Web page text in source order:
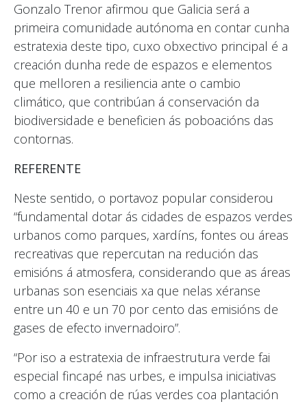
Gonzalo Trenor afirmou que Galicia será a
primeira comunidade autónoma en contar cunha
estratexia deste tipo, cuxo obxectivo principal é a
creación dunha rede de espazos e elementos
que melloren a resiliencia ante o cambio
climático, que contribúan á conservación da
biodiversidade e beneficien ás poboacións das
contornas.
REFERENTE
Neste sentido, o portavoz popular considerou
“fundamental dotar ás cidades de espazos verdes
urbanos como parques, xardíns, fontes ou áreas
recreativas que repercutan na redución das
emisións á atmosfera, considerando que as áreas
urbanas son esenciais xa que nelas xéranse
entre un 40 e un 70 por cento das emisións de
gases de efecto invernadoiro”.
“Por iso a estratexia de infraestrutura verde fai
especial fincapé nas urbes, e impulsa iniciativas
como a creación de rúas verdes coa plantación